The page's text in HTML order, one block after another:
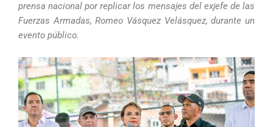
prensa nacional por replicar los mensajes del exjefe de las
Fuerzas Armadas, Romeo Vásquez Velásquez, durante un
evento público.